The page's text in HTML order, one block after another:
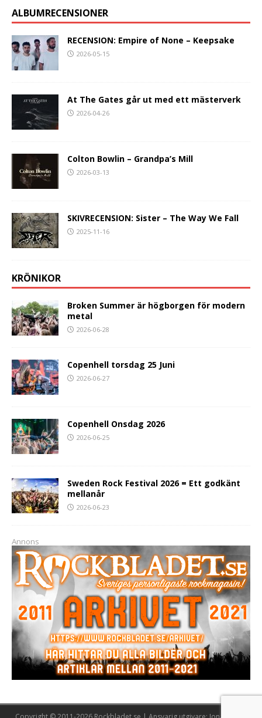
ALBUMRECENSIONER
RECENSION: Empire of None – Keepsake
2026-05-15
At The Gates går ut med ett mästerverk
2026-04-26
Colton Bowlin – Grandpa’s Mill
2026-03-13
SKIVRECENSION: Sister – The Way We Fall
2025-11-16
KRÖNIKOR
Broken Summer är högborgen för modern
metal
2026-06-28
Copenhell torsdag 25 Juni
2026-06-27
Copenhell Onsdag 2026
2026-06-25
Sweden Rock Festival 2026 = Ett godkänt
mellanår
2026-06-23
Annons